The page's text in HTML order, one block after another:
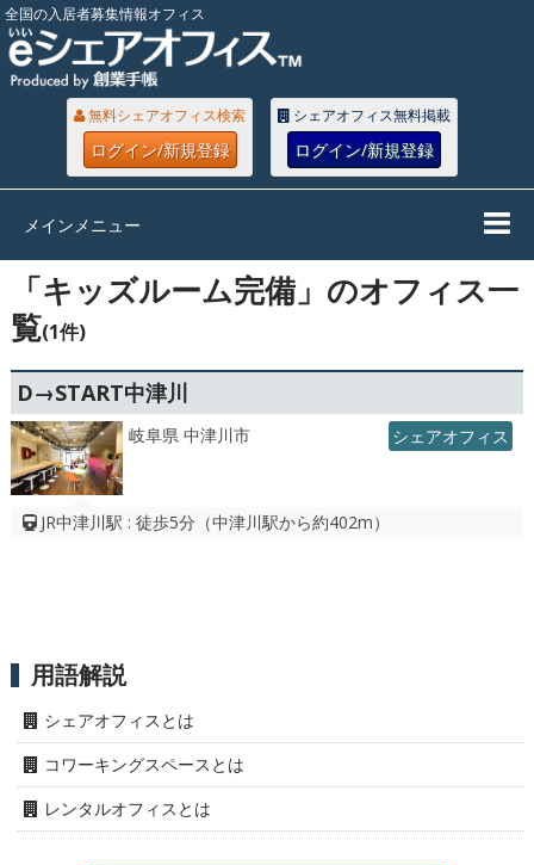
全国の入居者募集情報オフィス
無料シェアオフィス検索
ログイン/新規登録
シェアオフィス無料掲載
ログイン/新規登録
メインメニュー
「キッズルーム完備」のオフィス一
覧(1件)
D→START中津川
岐阜県 中津川市 シェアオフィス
JR中津川駅 : 徒歩5分（中津川駅から約402m）
用語解説
シェアオフィスとは
コワーキングスペースとは
レンタルオフィスとは